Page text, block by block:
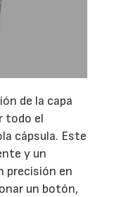
de la capa
todo el
cápsula. Este
y un
precisión en
un botón,